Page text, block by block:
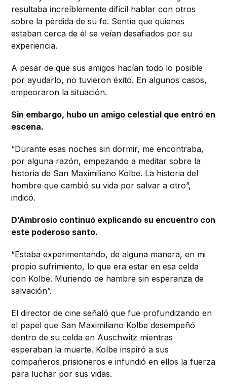
resultaba increíblemente difícil hablar con otros
sobre la pérdida de su fe. Sentía que quienes
estaban cerca de él se veían desafiados por su
experiencia.
A pesar de que sus amigos hacían todo lo posible
por ayudarlo, no tuvieron éxito. En algunos casos,
empeoraron la situación.
Sin embargo, hubo un amigo celestial que entró en
escena.
“Durante esas noches sin dormir, me encontraba,
por alguna razón, empezando a meditar sobre la
historia de San Maximiliano Kolbe. La historia del
hombre que cambió su vida por salvar a otro”,
indicó.
D’Ambrosio continuó explicando su encuentro con
este poderoso santo.
“Estaba experimentando, de alguna manera, en mi
propio sufrimiento, lo que era estar en esa celda
con Kolbe. Muriendo de hambre sin esperanza de
salvación”.
El director de cine señaló que fue profundizando en
el papel que San Maximiliano Kolbe desempeñó
dentro de su celda en Auschwitz mientras
esperaban la muerte. Kolbe inspiró a sus
compañeros prisioneros e infundió en ellos la fuerza
para luchar por sus vidas.